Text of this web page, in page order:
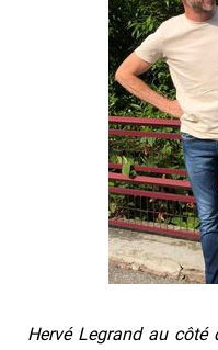
Hervé Legrand au côté